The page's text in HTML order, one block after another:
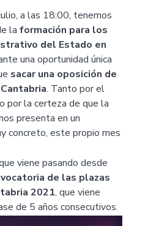
a las 18:00, tenemos
la formación para los
del Estado en
una oportunidad única
sacar una oposición de
. Tanto por el
por la certeza de que la
presenta en un
concreto, este propio mes
viene pasando desde
de las plazas
2021, que viene
de 5 años consecutivos.